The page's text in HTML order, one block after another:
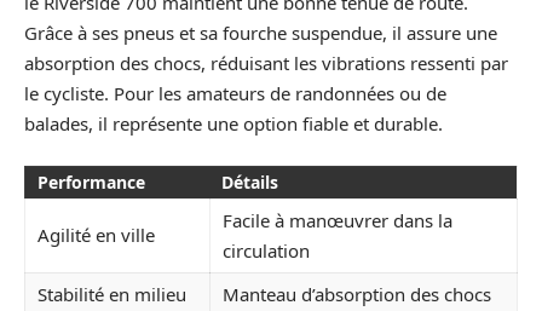
Grâce à ses pneus et sa fourche suspendue, il assure une
absorption des chocs, réduisant les vibrations ressenti par
le cycliste. Pour les amateurs de randonnées ou de
balades, il représente une option fiable et durable.
Performance Détails
Agilité en ville
Facile à manœuvrer dans la
circulation
Stabilité en milieu
Manteau d’absorption des chocs